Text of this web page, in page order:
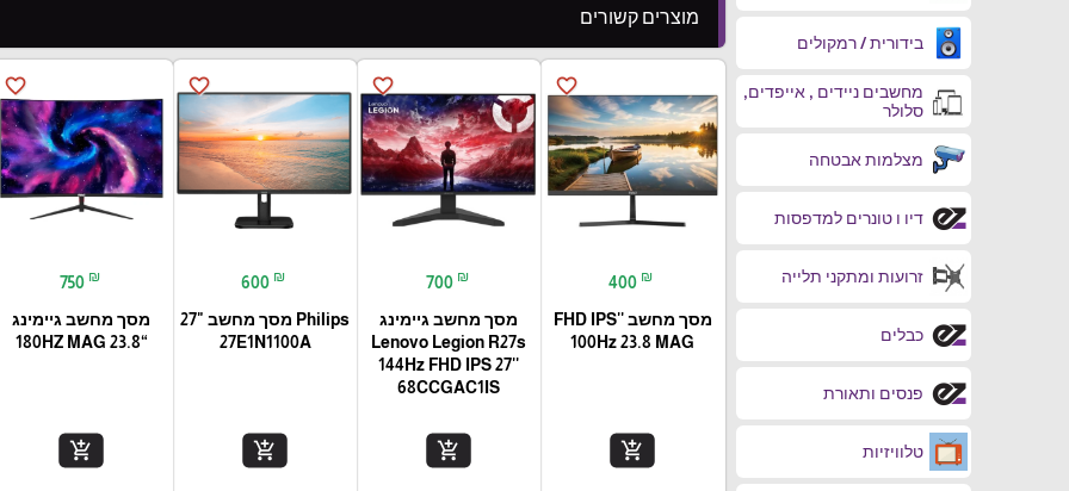
בידורית / רמקולים
מחשבים ניידים , אייפדים,
סלולר
מצלמות אבטחה
דיו ו טונרים למדפסות
זרועות ומתקני תלייה
כבלים
פנסים ותאורת
טלוויזיות
מוצרים קשורים
favorite_border
400 ₪
מסך מחשב ''FHD IPS
100Hz 23.8 MAG
add_shopping_cart
favorite_border
700 ₪
מסך מחשב גיימינג
Lenovo Legion R27s
144Hz FHD IPS 27''
68CCGAC1IS
add_shopping_cart
favorite_border
600 ₪
Philips מסך מחשב "27
27E1N1100A
add_shopping_cart
favorite_border
750 ₪
מסך מחשב גיימינג
“23.8 180HZ MAG
add_shopping_cart